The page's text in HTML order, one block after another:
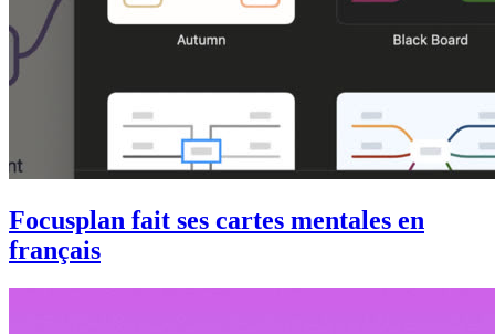
Focusplan fait ses cartes mentales en
français